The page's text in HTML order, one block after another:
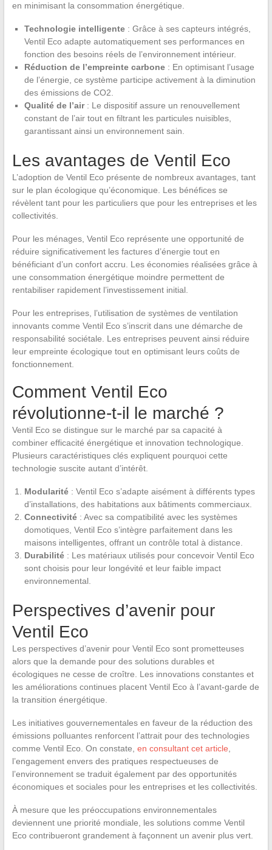
en minimisant la consommation énergétique.
Technologie intelligente: Grâce à ses capteurs intégrés,
Ventil Eco adapte automatiquement ses performances en
fonction des besoins réels de l’environnement intérieur.
Réduction de l’empreinte carbone: En optimisant l’usage
de l’énergie, ce système participe activement à la diminution
des émissions de CO2.
Qualité de l’air: Le dispositif assure un renouvellement
constant de l’air tout en filtrant les particules nuisibles,
garantissant ainsi un environnement sain.
Les avantages de Ventil Eco
L’adoption de Ventil Eco présente de nombreux avantages, tant
sur le plan écologique qu’économique. Les bénéfices se
révèlent tant pour les particuliers que pour les entreprises et les
collectivités.
Pour les ménages, Ventil Eco représente une opportunité de
réduire significativement les factures d’énergie tout en
bénéficiant d’un confort accru. Les économies réalisées grâce à
une consommation énergétique moindre permettent de
rentabiliser rapidement l’investissement initial.
Pour les entreprises, l’utilisation de systèmes de ventilation
innovants comme Ventil Eco s’inscrit dans une démarche de
responsabilité sociétale. Les entreprises peuvent ainsi réduire
leur empreinte écologique tout en optimisant leurs coûts de
fonctionnement.
Comment Ventil Eco
révolutionne-t-il le marché ?
Ventil Eco se distingue sur le marché par sa capacité à
combiner efficacité énergétique et innovation technologique.
Plusieurs caractéristiques clés expliquent pourquoi cette
technologie suscite autant d’intérêt.
Modularité: Ventil Eco s’adapte aisément à différents types
d’installations, des habitations aux bâtiments commerciaux.
Connectivité: Avec sa compatibilité avec les systèmes
domotiques, Ventil Eco s’intègre parfaitement dans les
maisons intelligentes, offrant un contrôle total à distance.
Durabilité: Les matériaux utilisés pour concevoir Ventil Eco
sont choisis pour leur longévité et leur faible impact
environnemental.
Perspectives d’avenir pour
Ventil Eco
Les perspectives d’avenir pour Ventil Eco sont prometteuses
alors que la demande pour des solutions durables et
écologiques ne cesse de croître. Les innovations constantes et
les améliorations continues placent Ventil Eco à l’avant-garde de
la transition énergétique.
Les initiatives gouvernementales en faveur de la réduction des
émissions polluantes renforcent l’attrait pour des technologies
comme Ventil Eco. On constate, en consultant cet article
l’engagement envers des pratiques respectueuses de
l’environnement se traduit également par des opportunités
économiques et sociales pour les entreprises et les collectivités.
À mesure que les préoccupations environnementales
deviennent une priorité mondiale, les solutions comme Ventil
Eco contribueront grandement à façonnent un avenir plus vert.